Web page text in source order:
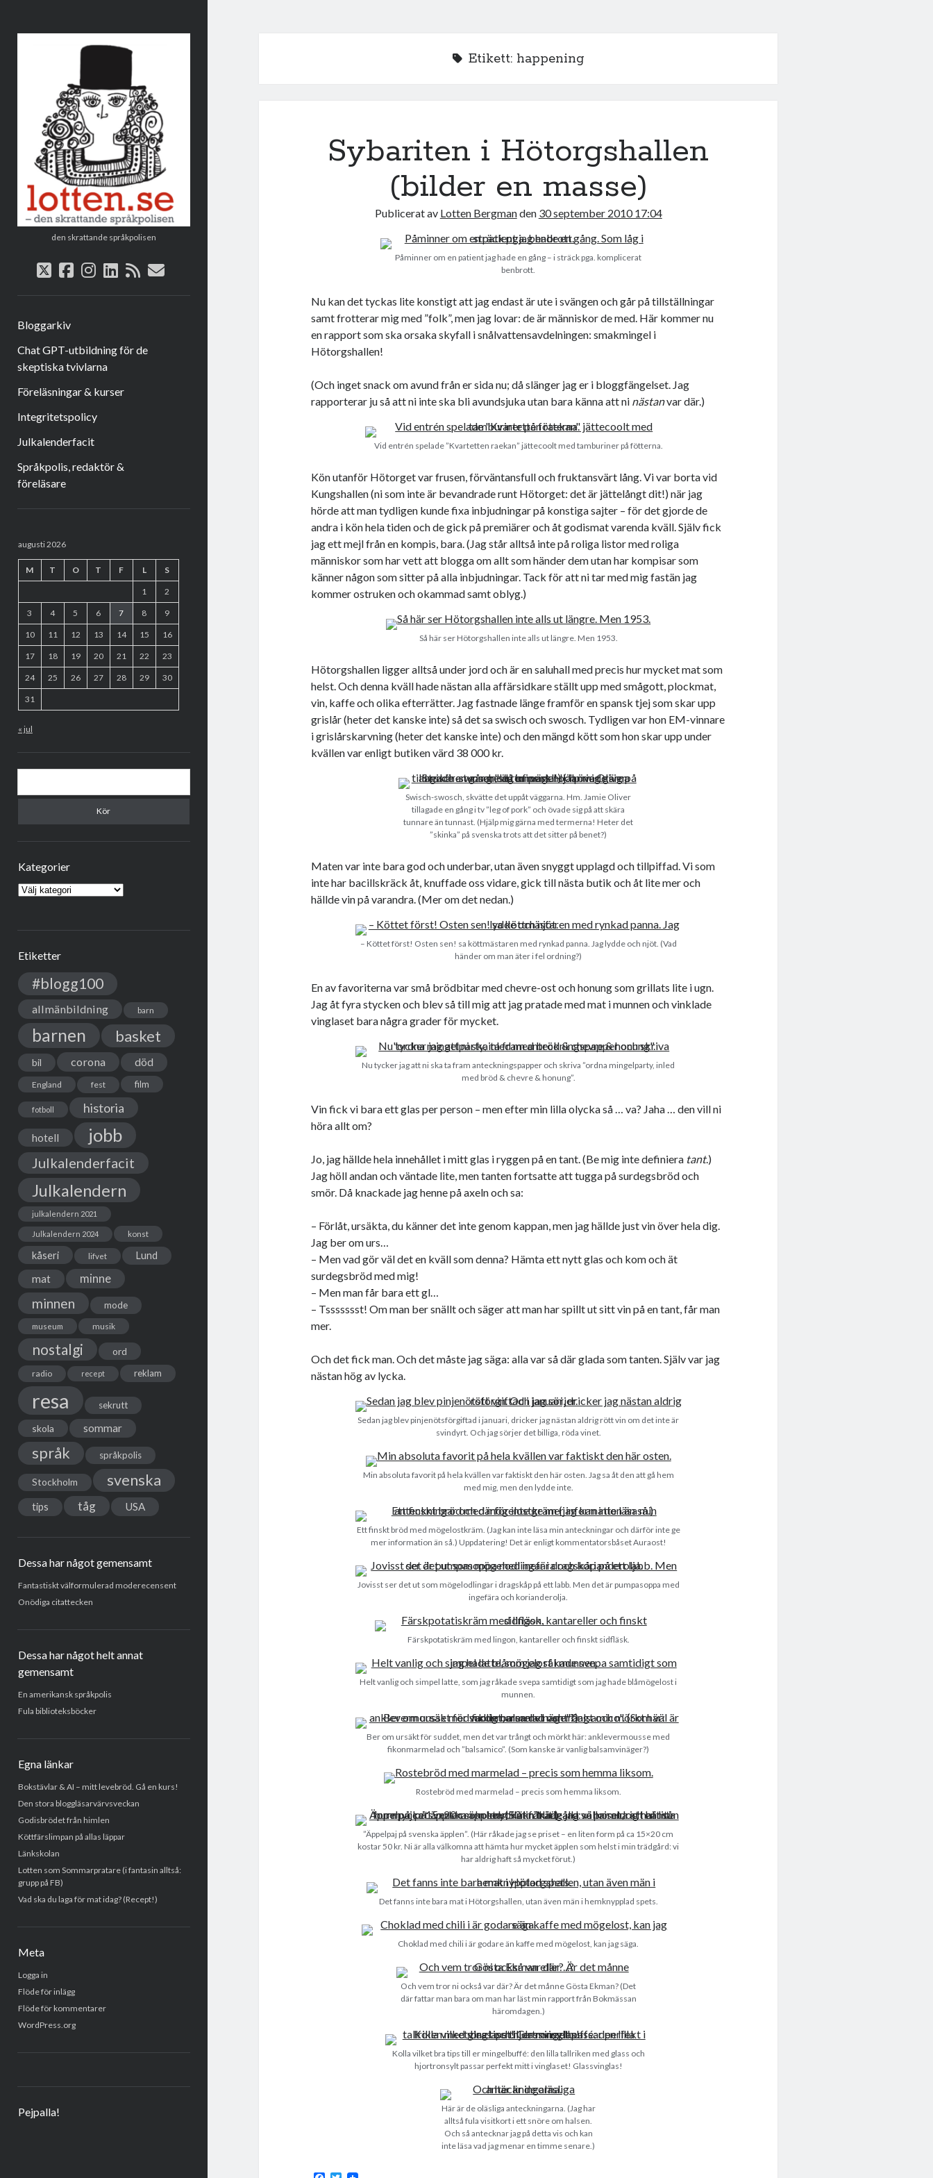
den skrattande språkpolisen
twitter
facebook
instagram
linkedin
rsse-
Bloggarkiv
Chat GPT-utbildning för de
skeptiska tvivlarna
Föreläsningar & kurser
Integritetspolicy
Julkalenderfacit
Språkpolis, redaktör &
föreläsare
augusti 2026
M T O T F L S
1 2
3 4 5 6 7 8 9
10 11 12 13 14 15 16
17 18 19 20 21 22 23
24 25 26 27 28 29 30
31
« jul
Kategorier
Kategorier
Etiketter
#blogg100
allmänbildning barn
barnen basket
bil corona död
England fest film
fotboll historia
hotell jobb
Julkalenderfacit
Julkalendern
julkalendern 2021
Julkalendern 2024 konst
kåseri lifvet Lund
mat minne
minnen mode
museum musik
nostalgi ord
radio recept reklam
resa sekrutt
skola sommar
språk språkpolis
Stockholm svenska
tips tåg USA
Dessa har något gemensamt
Fantastiskt välformulerad moderecensent
Onödiga citattecken
Dessa har något helt annat
gemensamt
En amerikansk språkpolis
Fula biblioteksböcker
Egna länkar
Bokstävlar & AI – mitt levebröd. Gå en kurs!
Den stora bloggläsarvärvsveckan
Godisbrödet från himlen
Köttfärslimpan på allas läppar
Länkskolan
Lotten som Sommarpratare (i fantasin alltså:
grupp på FB)
Vad ska du laga för mat idag? (Recept!)
Meta
Logga in
Flöde för inlägg
Flöde för kommentarer
WordPress.org
Pejpalla!
Etikett: happening
Sybariten i Hötorgshallen
(bilder en masse)
Publicerat av Lotten Bergmanden 30 september 2010 17:04
Påminner om en patient jag hade en gång – i sträck pga. komplicerat
benbrott.
Nu kan det tyckas lite konstigt att jag endast är ute i svängen och går på tillställningar
samt frotterar mig med ”folk”, men jag lovar: de är människor de med. Här kommer nu
en rapport som ska orsaka skyfall i snålvattensavdelningen: smakmingel i
Hötorgshallen!
(Och inget snack om avund från er sida nu; då slänger jag er i bloggfängelset. Jag
rapporterar ju så att ni inte ska bli avundsjuka utan bara känna att ni nästanvar där.)
Vid entrén spelade ”Kvartetten raekan” jättecoolt med tamburiner på fötterna.
Kön utanför Hötorget var frusen, förväntansfull och fruktansvärt lång. Vi var borta vid
Kungshallen (ni som inte är bevandrade runt Hötorget: det är jättelångt dit!) när jag
hörde att man tydligen kunde fixa inbjudningar på konstiga sajter – för det gjorde de
andra i kön hela tiden och de gick på premiärer och åt godismat varenda kväll. Själv fick
jag ett mejl från en kompis, bara. (Jag står alltså inte på roliga listor med roliga
människor som har vett att blogga om allt som händer dem utan har kompisar som
känner någon som sitter på alla inbjudningar. Tack för att ni tar med mig fastän jag
kommer ostruken och okammad samt oblyg.)
Så här ser Hötorgshallen inte alls ut längre. Men 1953.
Hötorgshallen ligger alltså under jord och är en saluhall med precis hur mycket mat som
helst. Och denna kväll hade nästan alla affärsidkare ställt upp med smågott, plockmat,
vin, kaffe och olika efterrätter. Jag fastnade länge framför en spansk tjej som skar upp
grislår (heter det kanske inte) så det sa swisch och swosch. Tydligen var hon EM-vinnare
i grislårskarvning (heter det kanske inte) och den mängd kött som hon skar upp under
kvällen var enligt butiken värd 38 000 kr.
Swisch-swosch, skvätte det uppåt väggarna. Hm. Jamie Oliver
tillagade en gång i tv ”leg of pork” och övade sig på att skära
tunnare än tunnast. (Hjälp mig gärna med termerna! Heter det
”skinka” på svenska trots att det sitter på benet?)
Maten var inte bara god och underbar, utan även snyggt upplagd och tillpiffad. Vi som
inte har bacillskräck åt, knuffade oss vidare, gick till nästa butik och åt lite mer och
hällde vin på varandra. (Mer om det nedan.)
– Köttet först! Osten sen! sa köttmästaren med rynkad panna. Jag lydde och njöt. (Vad
händer om man äter i fel ordning?)
En av favoriterna var små brödbitar med chevre-ost och honung som grillats lite i ugn.
Jag åt fyra stycken och blev så till mig att jag pratade med mat i munnen och vinklade
vinglaset bara några grader för mycket.
Nu tycker jag att ni ska ta fram anteckningspapper och skriva ”ordna mingelparty, inled
med bröd & chevre & honung”.
Vin fick vi bara ett glas per person – men efter min lilla olycka så … va? Jaha … den vill ni
höra allt om?
Jo, jag hällde hela innehållet i mitt glas i ryggen på en tant. (Be mig inte definiera tant.)
Jag höll andan och väntade lite, men tanten fortsatte att tugga på surdegsbröd och
smör. Då knackade jag henne på axeln och sa:
– Förlåt, ursäkta, du känner det inte genom kappan, men jag hällde just vin över hela dig.
Jag ber om urs…
– Men vad gör väl det en kväll som denna? Hämta ett nytt glas och kom och ät
surdegsbröd med mig!
– Men man får bara ett gl…
– Tssssssst! Om man ber snällt och säger att man har spillt ut sitt vin på en tant, får man
mer.
Och det fick man. Och det måste jag säga: alla var så där glada som tanten. Själv var jag
nästan hög av lycka.
Sedan jag blev pinjenötsförgiftad i januari, dricker jag nästan aldrig rött vin om det inte är
svindyrt. Och jag sörjer det billiga, röda vinet.
Min absoluta favorit på hela kvällen var faktiskt den här osten. Jag sa åt den att gå hem
med mig, men den lydde inte.
Ett finskt bröd med mögelostkräm. (Jag kan inte läsa min anteckningar och därför inte ge
mer information än så.) Uppdatering! Det är enligt kommentatorsbåset Auraost!
Jovisst ser det ut som mögelodlingar i dragskåp på ett labb. Men det är pumpasoppa med
ingefära och korianderolja.
Färskpotatiskräm med lingon, kantareller och finskt sidfläsk.
Helt vanlig och simpel latte, som jag råkade svepa samtidigt som jag hade blåmögelost i
munnen.
Ber om ursäkt för suddet, men det var trångt och mörkt här: anklevermousse med
fikonmarmelad och ”balsamico”. (Som kanske är vanlig balsamvinäger?)
Rostebröd med marmelad – precis som hemma liksom.
”Äppelpaj på svenska äpplen”. (Här råkade jag se priset – en liten form på ca 15×20 cm
kostar 50 kr. Ni är alla välkomna att hämta hur mycket äpplen som helst i min trädgård: vi
har aldrig haft så mycket förut.)
Det fanns inte bara mat i Hötorgshallen, utan även män i hemknypplad spets.
Choklad med chili i är godare än kaffe med mögelost, kan jag säga.
Och vem tror ni också var där? Är det månne Gösta Ekman? (Det
där fattar man bara om man har läst min rapport från Bokmässan
häromdagen.)
Kolla vilket bra tips till er mingelbuffé: den lilla tallriken med glass och
hjortronsylt passar perfekt mitt i vinglaset! Glassvinglas!
Här är de oläsliga anteckningarna. (Jag har
alltså fula visitkort i ett snöre om halsen.
Och så antecknar jag på detta vis och kan
inte läsa vad jag menar en timme senare.)